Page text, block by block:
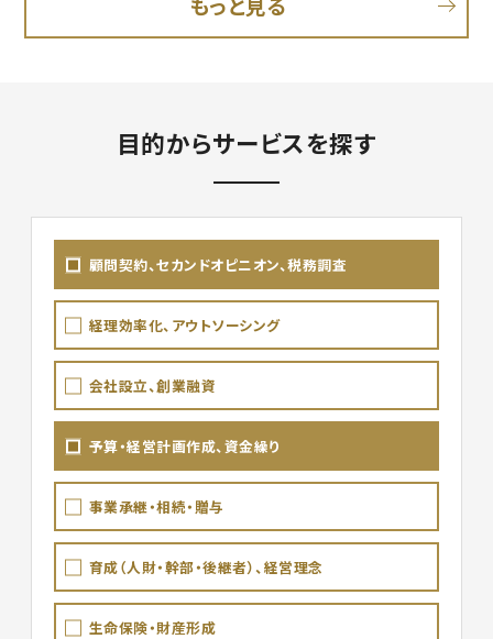
目的からサービスを探す
顧問契約、セカンドオピニオン、税務調査
経理効率化、アウトソーシング
会社設立、創業融資
予算・経営計画作成、資金繰り
事業承継・相続・贈与
育成（人財・幹部・後継者）、経営理念
生命保険・財産形成